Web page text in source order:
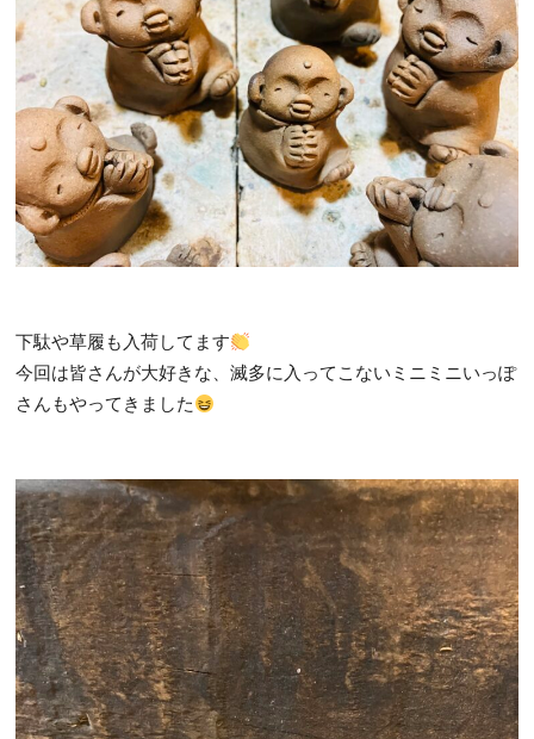
下駄や草履も入荷してます
今回は皆さんが大好きな、滅多に入ってこないミニミニいっぽ
さんもやってきました